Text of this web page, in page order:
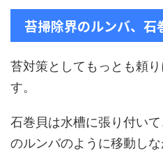
苔掃除界のルンバ、石
苔対策としてもっとも頼
す。
石巻貝は水槽に張り付い
のルンバのように移動し